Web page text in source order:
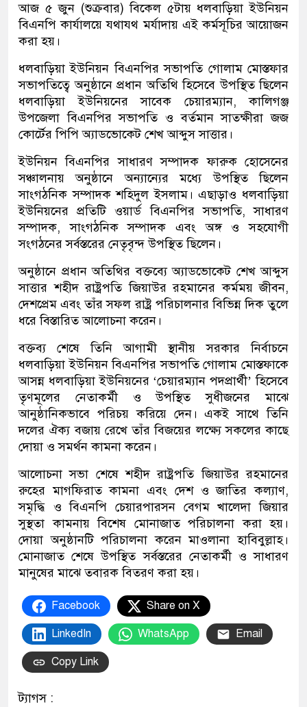
আজ ৫ জুন (শুক্রবার) বিকেল ৫টায় ধলবাড়িয়া ইউনিয়ন
বিএনপি কার্যালয়ে যথাযথ মর্যাদায় এই কর্মসূচির আয়োজন
করা হয়।
ধলবাড়িয়া ইউনিয়ন বিএনপির সভাপতি গোলাম মোস্তফার
সভাপতিত্বে অনুষ্ঠানে প্রধান অতিথি হিসেবে উপস্থিত ছিলেন
ধলবাড়িয়া ইউনিয়নের সাবেক চেয়ারম্যান, কালিগঞ্জ
উপজেলা বিএনপির সভাপতি ও বর্তমান সাতক্ষীরা জজ
কোর্টের পিপি অ্যাডভোকেট শেখ আব্দুস সাত্তার।
ইউনিয়ন বিএনপির সাধারণ সম্পাদক ফারুক হোসেনের
সঞ্চালনায় অনুষ্ঠানে অন্যান্যের মধ্যে উপস্থিত ছিলেন
সাংগঠনিক সম্পাদক শহিদুল ইসলাম। এছাড়াও ধলবাড়িয়া
ইউনিয়নের প্রতিটি ওয়ার্ড বিএনপির সভাপতি, সাধারণ
সম্পাদক, সাংগঠনিক সম্পাদক এবং অঙ্গ ও সহযোগী
সংগঠনের সর্বস্তরের নেতৃবৃন্দ উপস্থিত ছিলেন।
অনুষ্ঠানে প্রধান অতিথির বক্তব্যে অ্যাডভোকেট শেখ আব্দুস
সাত্তার শহীদ রাষ্ট্রপতি জিয়াউর রহমানের কর্মময় জীবন,
দেশপ্রেম এবং তাঁর সফল রাষ্ট্র পরিচালনার বিভিন্ন দিক তুলে
ধরে বিস্তারিত আলোচনা করেন।
বক্তব্য শেষে তিনি আগামী স্থানীয় সরকার নির্বাচনে
ধলবাড়িয়া ইউনিয়ন বিএনপির সভাপতি গোলাম মোস্তফাকে
আসন্ন ধলবাড়িয়া ইউনিয়নের ‘চেয়ারম্যান পদপ্রার্থী’ হিসেবে
তৃণমূলের নেতাকর্মী ও উপস্থিত সুধীজনের মাঝে
আনুষ্ঠানিকভাবে পরিচয় করিয়ে দেন। একই সাথে তিনি
দলের ঐক্য বজায় রেখে তাঁর বিজয়ের লক্ষ্যে সকলের কাছে
দোয়া ও সমর্থন কামনা করেন।
আলোচনা সভা শেষে শহীদ রাষ্ট্রপতি জিয়াউর রহমানের
রুহের মাগফিরাত কামনা এবং দেশ ও জাতির কল্যাণ,
সমৃদ্ধি ও বিএনপি চেয়ারপারসন বেগম খালেদা জিয়ার
সুস্থতা কামনায় বিশেষ মোনাজাত পরিচালনা করা হয়।
দোয়া অনুষ্ঠানটি পরিচালনা করেন মাওলানা হাবিবুল্লাহ।
মোনাজাত শেষে উপস্থিত সর্বস্তরের নেতাকর্মী ও সাধারণ
মানুষের মাঝে তবারক বিতরণ করা হয়।
Facebook Share on X
LinkedIn WhatsApp Email
Copy Link
ট্যাগস :